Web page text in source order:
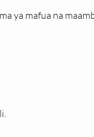
ya mafua na